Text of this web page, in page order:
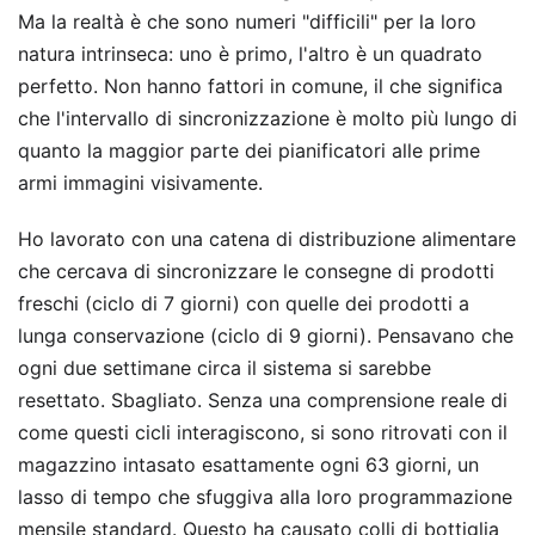
Ma la realtà è che sono numeri "difficili" per la loro
natura intrinseca: uno è primo, l'altro è un quadrato
perfetto. Non hanno fattori in comune, il che significa
che l'intervallo di sincronizzazione è molto più lungo di
quanto la maggior parte dei pianificatori alle prime
armi immagini visivamente.
Ho lavorato con una catena di distribuzione alimentare
che cercava di sincronizzare le consegne di prodotti
freschi (ciclo di 7 giorni) con quelle dei prodotti a
lunga conservazione (ciclo di 9 giorni). Pensavano che
ogni due settimane circa il sistema si sarebbe
resettato. Sbagliato. Senza una comprensione reale di
come questi cicli interagiscono, si sono ritrovati con il
magazzino intasato esattamente ogni 63 giorni, un
lasso di tempo che sfuggiva alla loro programmazione
mensile standard. Questo ha causato colli di bottiglia